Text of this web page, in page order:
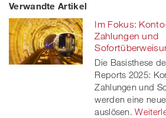
on
Facebook
on
twitt
er
Verwandte Artikel
Im Fokus:
Zahlungen und
Die Basisthese
Reports 2025:
Zahlungen und
werden eine
auslösen.